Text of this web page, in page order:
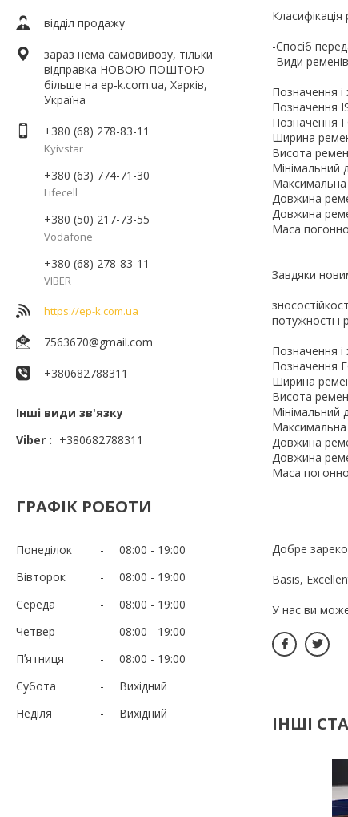
відділ продажу
зараз нема самовивозу, тільки
відправка НОВОЮ ПОШТОЮ
більше на ep-k.com.ua, Харків,
Україна
+380 (68) 278-83-11
Kyivstar
+380 (63) 774-71-30
Lifecell
+380 (50) 217-73-55
Vodafone
+380 (68) 278-83-11
VIBER
https://ep-k.com.ua
7563670@gmail.com
+380682788311
Інші види зв'язку
Viber
+380682788311
ГРАФІК РОБОТИ
Понеділок 08:00
19:00
Вівторок
08:00
19:00
Середа
08:00
19:00
Четвер
08:00
19:00
Пʼятниця
08:00
19:00
Субота
Вихідний
Неділя
Вихідний
Класифікація
-Спосіб
-Види
Позначення
Позначення
Позначення
Ширина
Висота
Мінімальний
Максимальна
Довжина
Довжина
Маса
Завдяки
потужності і
Позначення
Позначення
Ширина
Висота
Мінімальний
Максимальна
Довжина
Довжина
Маса
Добре
Basis,
У нас ви
ІНШІ